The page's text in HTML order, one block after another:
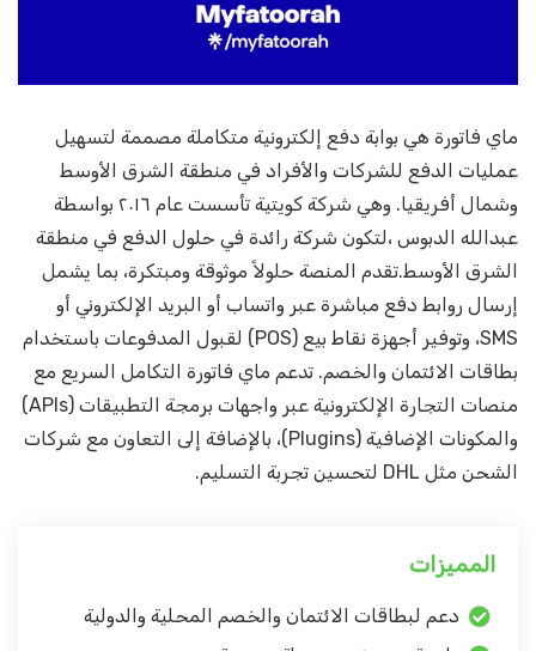
ماي فاتورة هي بوابة دفع إلكترونية متكاملة مصممة لتسهيل
عمليات الدفع للشركات والأفراد في منطقة الشرق الأوسط
وشمال أفريقيا. وهي شركة كويتية تأسست عام ٢٠١٦ بواسطة
عبدالله الدبوس ،لتكون شركة رائدة في حلول الدفع في منطقة
الشرق الأوسط.تقدم المنصة حلولاً موثوقة ومبتكرة، بما يشمل
إرسال روابط دفع مباشرة عبر واتساب أو البريد الإلكتروني أو
SMS، وتوفير أجهزة نقاط بيع (POS) لقبول المدفوعات باستخدام
بطاقات الائتمان والخصم. تدعم ماي فاتورة التكامل السريع مع
منصات التجارة الإلكترونية عبر واجهات برمجة التطبيقات (APIs)
والمكونات الإضافية (Plugins)، بالإضافة إلى التعاون مع شركات
الشحن مثل DHL لتحسين تجربة التسليم.
المميزات
دعم لبطاقات الائتمان والخصم المحلية والدولية